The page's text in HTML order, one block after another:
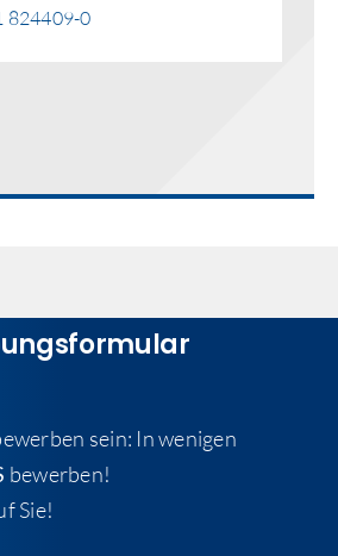
824409-0
sein: In wenigen
bewerben!
Sie!